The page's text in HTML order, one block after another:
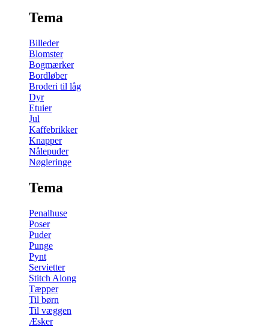
Tema
Billeder
Blomster
Bogmærker
Bordløber
Broderi til låg
Dyr
Etuier
Jul
Kaffebrikker
Knapper
Nålepuder
Nøgleringe
Tema
Penalhuse
Poser
Puder
Punge
Pynt
Servietter
Stitch Along
Tæpper
Til børn
Til væggen
Æsker